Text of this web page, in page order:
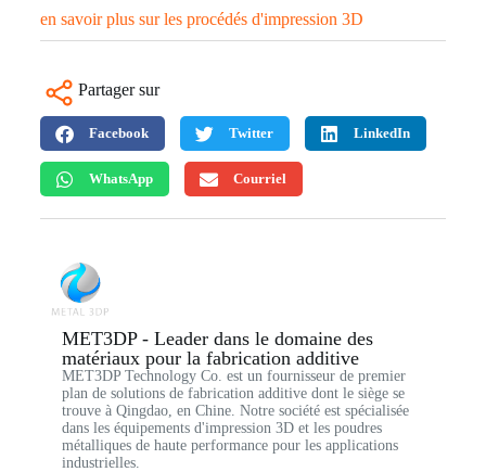
en savoir plus sur les procédés d'impression 3D
Partager sur
Facebook Twitter LinkedIn
WhatsApp Courriel
MET3DP - Leader dans le domaine des
matériaux pour la fabrication additive
MET3DP Technology Co. est un fournisseur de premier
plan de solutions de fabrication additive dont le siège se
trouve à Qingdao, en Chine. Notre société est spécialisée
dans les équipements d'impression 3D et les poudres
métalliques de haute performance pour les applications
industrielles.